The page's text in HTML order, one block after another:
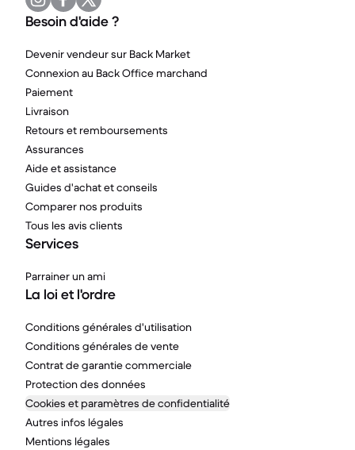
Besoin d'aide ?
Devenir vendeur sur Back Market
Connexion au Back Office marchand
Paiement
Livraison
Retours et remboursements
Assurances
Aide et assistance
Guides d'achat et conseils
Comparer nos produits
Tous les avis clients
Services
Parrainer un ami
La loi et l'ordre
Conditions générales d'utilisation
Conditions générales de vente
Contrat de garantie commerciale
Protection des données
Cookies et paramètres de confidentialité
Autres infos légales
Mentions légales